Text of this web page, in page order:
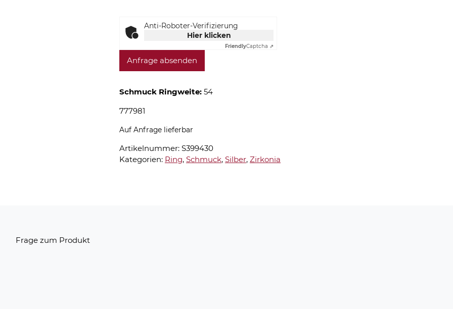
Anti-Roboter-Verifizierung
Hier klicken
FriendlyCaptcha ⇗
Anfrage absenden
Schmuck Ringweite: 54
777981
Auf Anfrage lieferbar
Artikelnummer: S399430
Kategorien: Ring, Schmuck, Silber, Zirkonia
Frage zum Produkt